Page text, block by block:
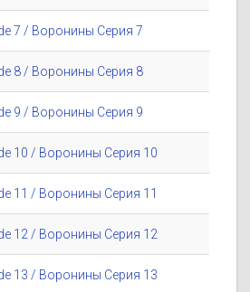
7 / Воронины Серия 7
8 / Воронины Серия 8
9 / Воронины Серия 9
10 / Воронины Серия 10
11 / Воронины Серия 11
12 / Воронины Серия 12
13 / Воронины Серия 13